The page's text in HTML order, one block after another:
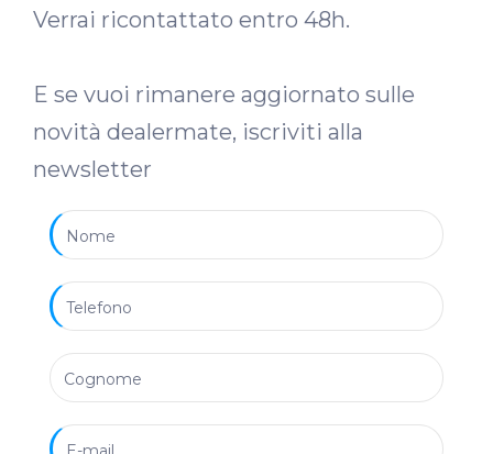
Verrai ricontattato entro 48h.
E se vuoi rimanere aggiornato sulle
novità dealermate, iscriviti alla
newsletter